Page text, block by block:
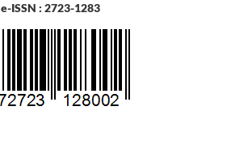
e-ISSN : 2723-1283